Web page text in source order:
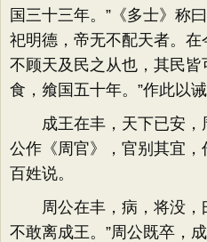
国三十三年。”《多士》称
祀明德，帝无不配天者。在
不顾天及民之从也，其民皆
食，飨国五十年。”作此以诫
成王在丰，天下已安，
公作《周官》，官别其宜，
百姓说。
周公在丰，病，将没，
不敢离成王。”周公既卒，